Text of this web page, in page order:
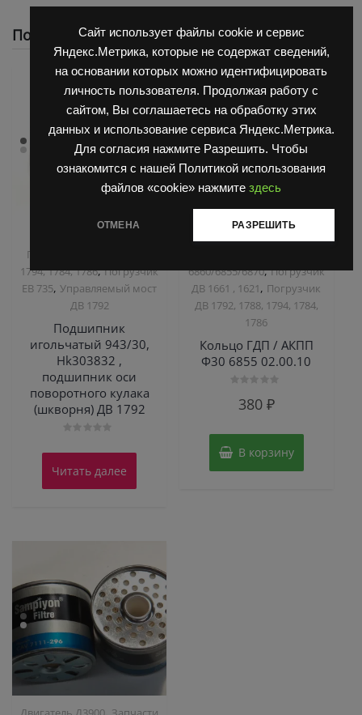
Сайт использует файлы cookie и сервис
Яндекс.Метрика, которые не содержат сведений,
на основании которых можно идентифицировать
личность пользователя. Продолжая работу с
сайтом, Вы соглашаетесь на обработку этих
данных и использование сервиса Яндекс.Метрика.
Для согласия нажмите Разрешить. Чтобы
ознакомится с нашей Политикой использования
файлов «cookie» нажмите здесь
ОТМЕНА РАЗРЕШИТЬ
Похожие
Погрузчик ДВ 1792, 1788,
1794, 1784, 1786,Погрузчик
ЕВ 735,Управляемый мост
ДВ 1792
Подшипник
игольчатый 943/30,
Hk303832 ,
подшипник оси
поворотного кулака
(шкворня) ДВ 1792
0
5
Читать далее
6860/6855/6870,Погрузчик
ДВ 1661 , 1621, Погрузчик
ДВ 1792, 1788, 1794, 1784,
1786
Кольцо ГДП / АКПП
Ф30 6855 02.00.10
380 ₽
В корзину